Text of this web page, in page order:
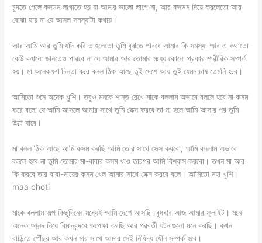
চুদতে গেলে কনডম লাগাতে হয় যা আমার ভালো লাগে না, আর কনডম দিয়ে করলেতো আর
বোঝা যায় না যে আসল সমস্যাটা কথায়।
আর আমি আর তুমি যদি করি তাহলেতো তুমি বুঝতে পারবে আমার কি সমস্যা আর এ কথাতো
কেউ কখনো জানতেও পারবে না যে আমার আর তোমার মধ্যে কোনো প্রকার শারীরিক সম্পর্ক
হয়। মা অনেকক্ষণ চিন্তা করে বলল ঠিক আছে তুই দেশে আয় তুই যেমন চাষ তেমনি হবে।
আমিতো শুনে অনেক খুশি। তবুও মনকে শান্ত রেখে মাকে বললাম অভাবে বললে হবে না কসম
করে বলো যে আমি আসলে আমার সাথে তুমি সেক্স করবে তা না হলে আমি আসার পর তুমি
উল্টে যাবে।
মা বলল ঠিক আছে আমি কসম করছি আমি তোর সাথে সেক্স করবো, আমি বললাম অভাবে
বললে হবে না তুমি তোমার মা-বাবার কসম খাও তারপর আমি বিশ্বাস করবো। তখন মা আর
কি করবে তার বাবা-মায়ের কসম খেল আমার সাথে সেক্স করবে বলে। আমিতো মহা খুশি।
maa choti
মাকে বললাম অল্প কিছুদিনের মধ্যেই আমি দেশে আসছি।বুধবার আজ আমার ফ্লাইট। মনে
অনেক আনন্দ নিয়ে বিমানবন্দরে অপেক্ষা করছি আর পরবর্তী ঘটনাগুলো মনে করছি। কখন
বাড়িতে পৌঁছব আর কখন মার সাথে আমার সেই নিষিদ্ধ যৌন সম্পর্ক হবে।